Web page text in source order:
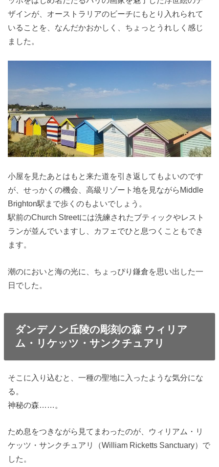
ザインが、オーストラリアのビーチにもとり入れられて
いることを、なんだかおかしく、ちょっとうれしく感じ
ました。
小屋を見たあとはもと来た道を引き返してもよいのです
が、せっかくの機会、高級リゾート地を見ながらMiddle
Brighton駅まで歩くのもよいでしょう。
駅前のChurch Streetには洗練されたブティックやレスト
ランが並んでいますし、カフェでひと息つくこともでき
ます。
潮のにおいと海の光に、ちょっぴり鎌倉を思い出した一
日でした。
ダンデノン丘陵の彫刻の森 ウィリア
ム・リケッツ・サンクチュアリ
そこに入り込むと、一種の聖地に入ったような気分にな
る。
神秘の森……。
ため息をつきながら見てまわったのが、ウィリアム・リ
ケッツ・サンクチュアリ（William Ricketts Sanctuary）で
した。